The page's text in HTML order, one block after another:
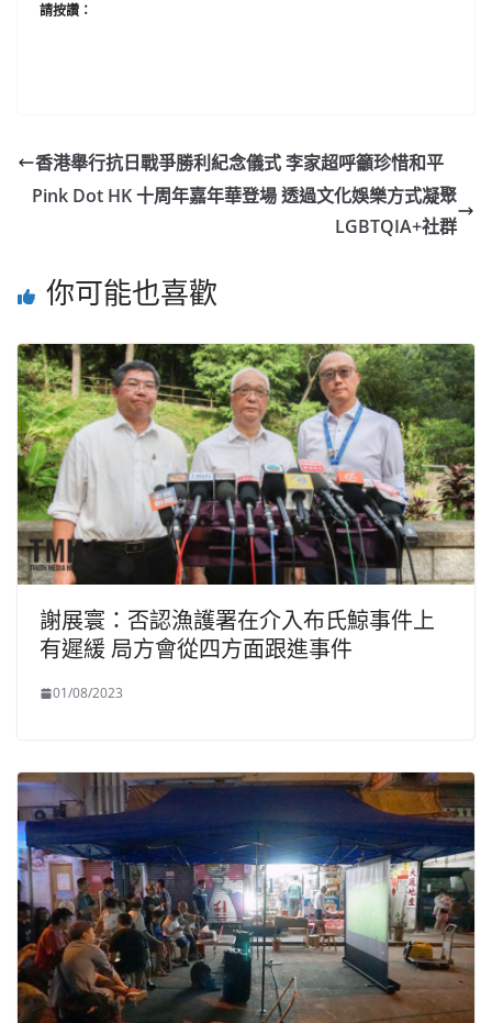
請按讚：
香港舉行抗日戰爭勝利紀念儀式 李家超呼籲珍惜和平
Pink Dot HK 十周年嘉年華登場 透過文化娛樂方式凝聚
LGBTQIA+社群
你可能也喜歡
謝展寰：否認漁護署在介入布氏鯨事件上
有遲緩 局方會從四方面跟進事件
01/08/2023